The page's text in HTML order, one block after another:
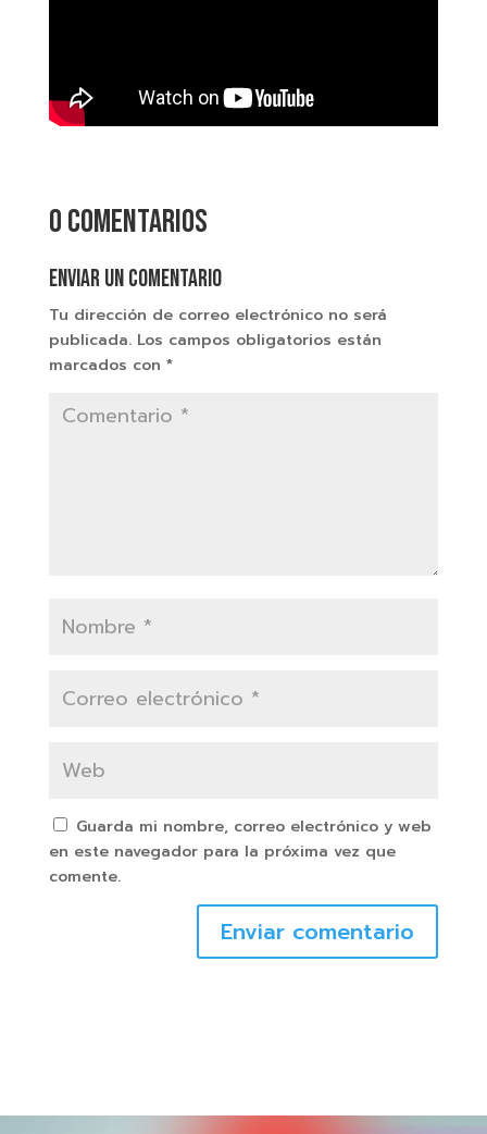
0 comentarios
Enviar un comentario
Tu dirección de correo electrónico no será
publicada. Los campos obligatorios están
marcados con *
Guarda mi nombre, correo electrónico y web
en este navegador para la próxima vez que
comente.
Enviar comentario